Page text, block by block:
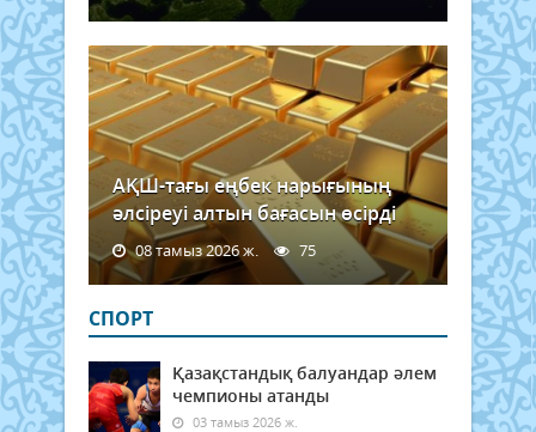
...
АҚШ-тағы еңбек нарығының
әлсіреуі алтын бағасын өсірді
08 тамыз 2026 ж. 75
СПОРТ
Қазақстандық балуандар әлем
чемпионы атанды
03 тамыз 2026 ж.